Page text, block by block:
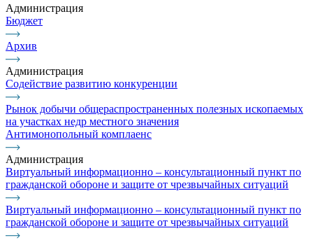
Администрация
Бюджет
Архив
Администрация
Содействие развитию конкуренции
Рынок добычи общераспространенных полезных ископаемых
на участках недр местного значения
Антимонопольный комплаенс
Администрация
Виртуальный информационно – консультационный пункт по
гражданской обороне и защите от чрезвычайных ситуаций
Виртуальный информационно – консультационный пункт по
гражданской обороне и защите от чрезвычайных ситуаций